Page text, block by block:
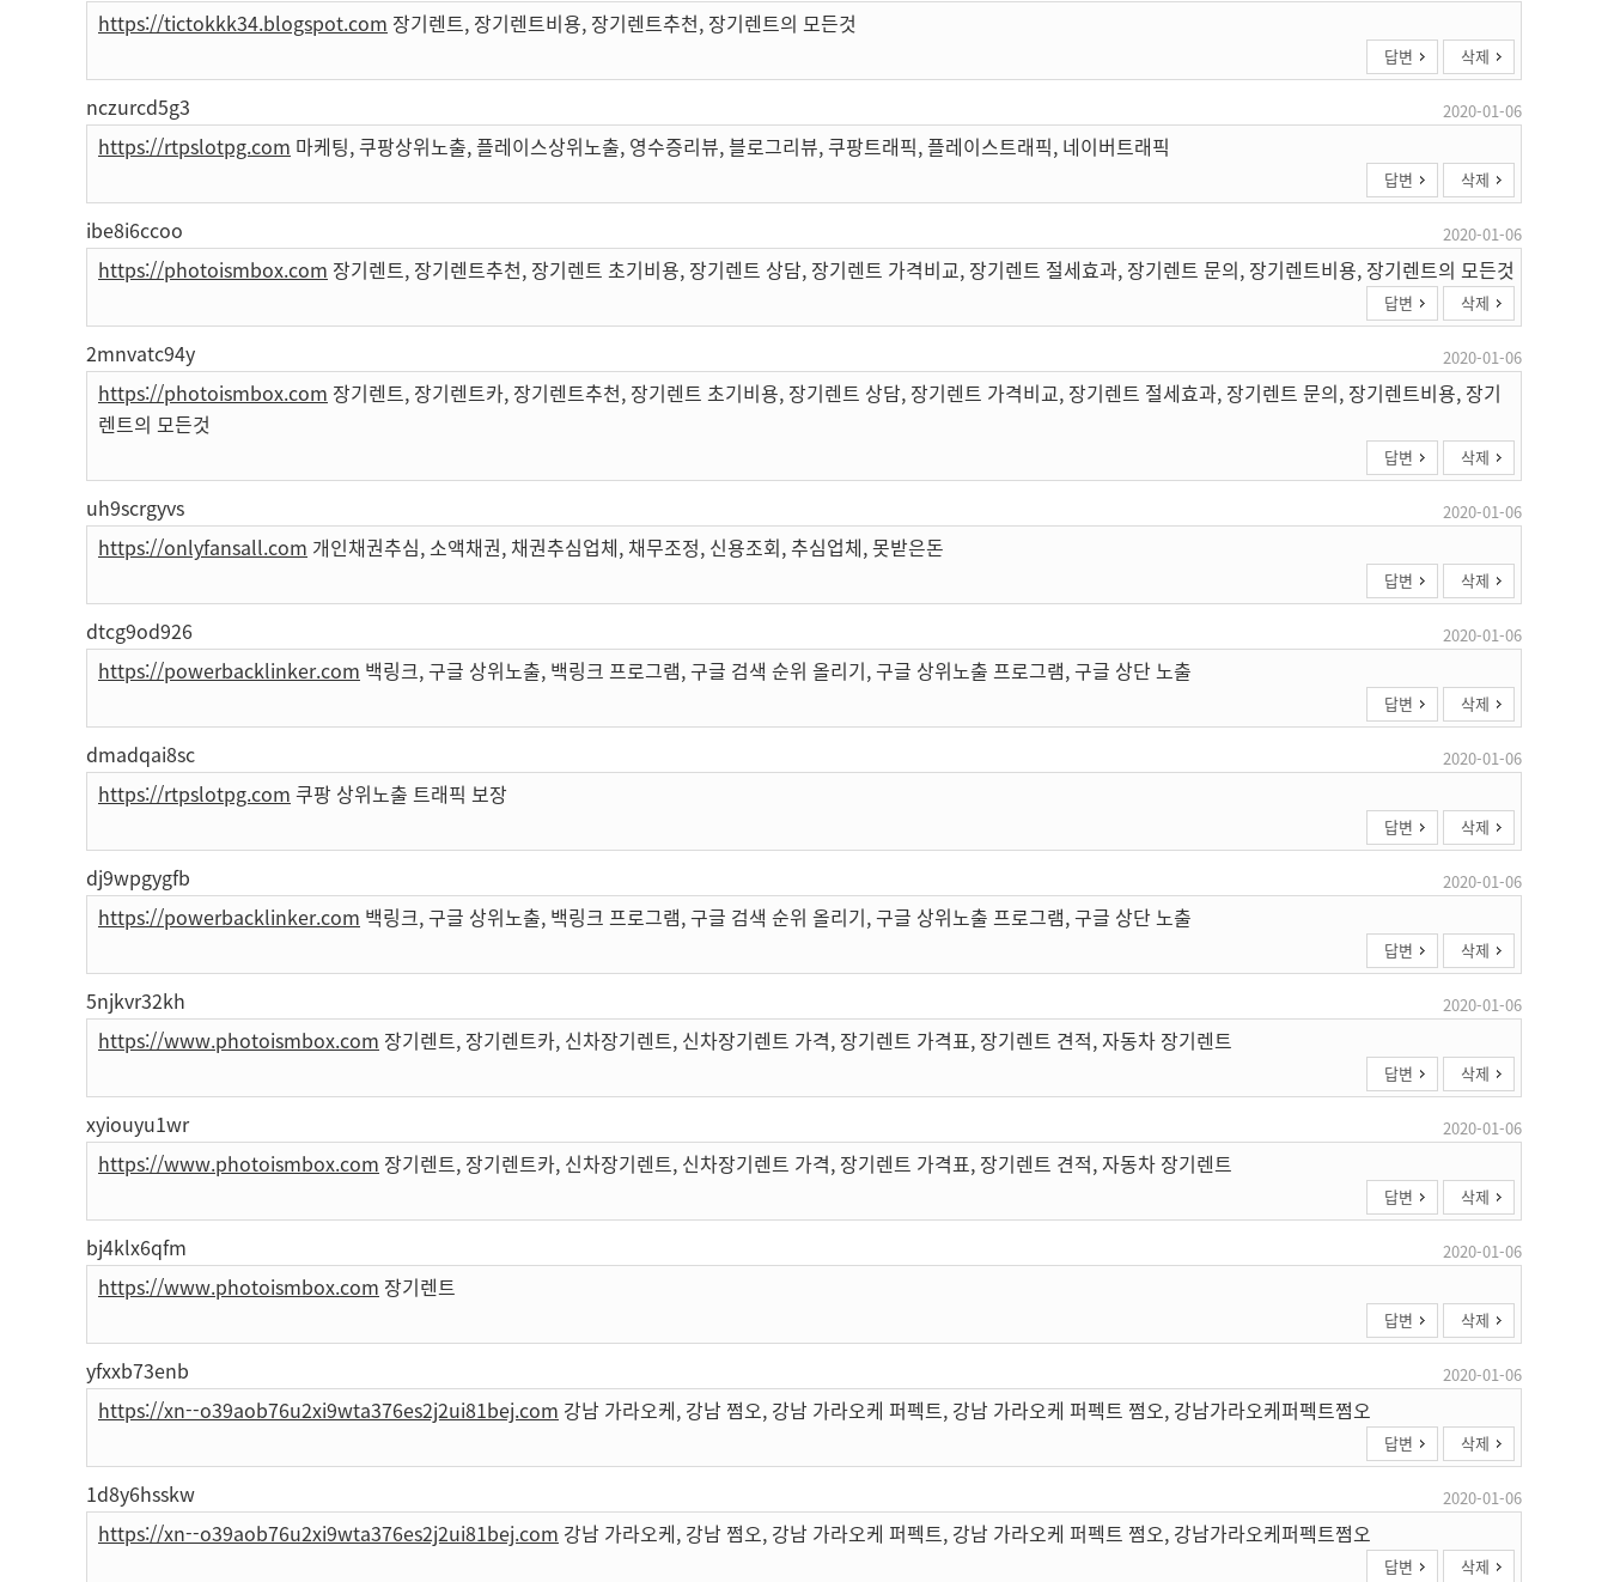
https://tictokkk34.blogspot.com 장기렌트, 장기렌트비용, 장기렌트추천, 장기렌트의 모든것
답변 삭제
nczurcd5g3 2020-01-06
https://rtpslotpg.com 마케팅, 쿠팡상위노출, 플레이스상위노출, 영수증리뷰, 블로그리뷰, 쿠팡트래픽, 플레이스트래픽, 네이버트래픽
답변 삭제
ibe8i6ccoo 2020-01-06
https://photoismbox.com 장기렌트, 장기렌트추천, 장기렌트 초기비용, 장기렌트 상담, 장기렌트 가격비교, 장기렌트 절세효과, 장기렌트 문의, 장기렌트비용, 장기렌트의 모든것
답변 삭제
2mnvatc94y 2020-01-06
https://photoismbox.com 장기렌트, 장기렌트카, 장기렌트추천, 장기렌트 초기비용, 장기렌트 상담, 장기렌트 가격비교, 장기렌트 절세효과, 장기렌트 문의, 장기렌트비용, 장기
렌트의 모든것
답변 삭제
uh9scrgyvs 2020-01-06
https://onlyfansall.com 개인채권추심, 소액채권, 채권추심업체, 채무조정, 신용조회, 추심업체, 못받은돈
답변 삭제
dtcg9od926 2020-01-06
https://powerbacklinker.com 백링크, 구글 상위노출, 백링크 프로그램, 구글 검색 순위 올리기, 구글 상위노출 프로그램, 구글 상단 노출
답변 삭제
dmadqai8sc 2020-01-06
https://rtpslotpg.com 쿠팡 상위노출 트래픽 보장
답변 삭제
dj9wpgygfb 2020-01-06
https://powerbacklinker.com 백링크, 구글 상위노출, 백링크 프로그램, 구글 검색 순위 올리기, 구글 상위노출 프로그램, 구글 상단 노출
답변 삭제
5njkvr32kh 2020-01-06
https://www.photoismbox.com 장기렌트, 장기렌트카, 신차장기렌트, 신차장기렌트 가격, 장기렌트 가격표, 장기렌트 견적, 자동차 장기렌트
답변 삭제
xyiouyu1wr 2020-01-06
https://www.photoismbox.com 장기렌트, 장기렌트카, 신차장기렌트, 신차장기렌트 가격, 장기렌트 가격표, 장기렌트 견적, 자동차 장기렌트
답변 삭제
bj4klx6qfm 2020-01-06
https://www.photoismbox.com 장기렌트
답변 삭제
yfxxb73enb 2020-01-06
https://xn--o39aob76u2xi9wta376es2j2ui81bej.com 강남 가라오케, 강남 쩜오, 강남 가라오케 퍼펙트, 강남 가라오케 퍼펙트 쩜오, 강남가라오케퍼펙트쩜오
답변 삭제
1d8y6hsskw 2020-01-06
https://xn--o39aob76u2xi9wta376es2j2ui81bej.com 강남 가라오케, 강남 쩜오, 강남 가라오케 퍼펙트, 강남 가라오케 퍼펙트 쩜오, 강남가라오케퍼펙트쩜오
답변 삭제